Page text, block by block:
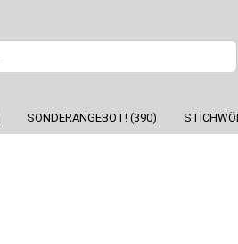
SONDERANGEBOT! (390)